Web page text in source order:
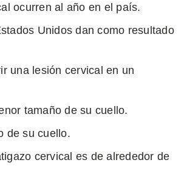
ocurren al año en el país.
Unidos dan como resultado
una lesión cervical en un
tamaño de su cuello.
de su cuello.
cervical es de alrededor de